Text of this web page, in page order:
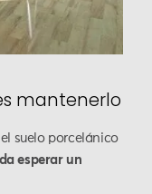
mantenerlo
suelo porcelánico
esperar un